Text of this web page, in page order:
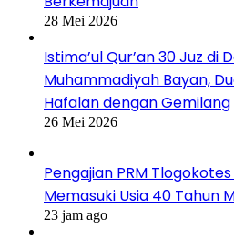
28 Mei 2026
Istima’ul Qur’an 30 Juz di
Muhammadiyah Bayan,
Hafalan dengan Gemilang
26 Mei 2026
Pengajian PRM
Memasuki Usia 40 Tahun
23 jam ago